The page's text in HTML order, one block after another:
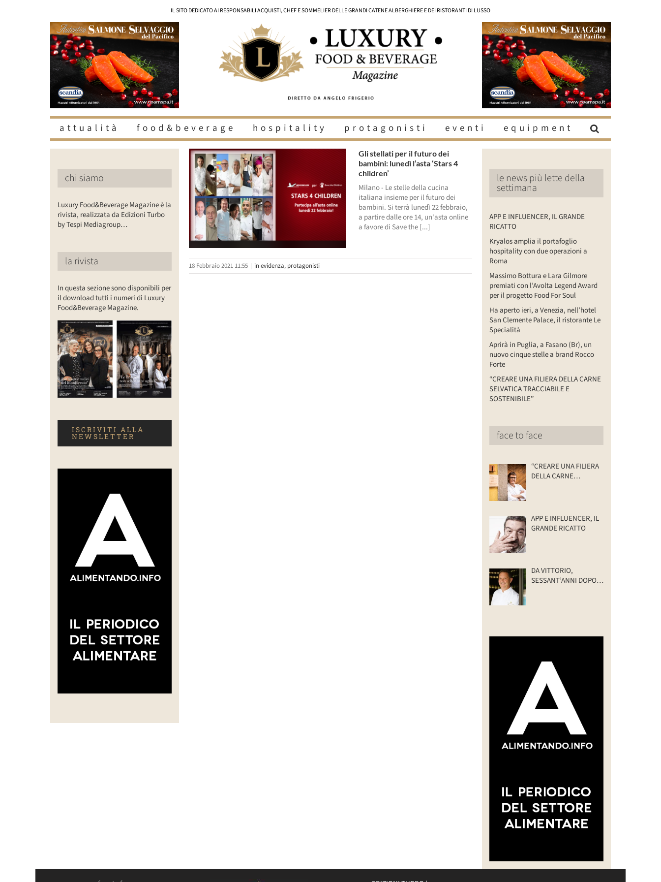
IL SITO DEDICATO AI RESPONSABILI ACQUISTI, CHEF E SOMMELIER DELLE GRANDI CATENE ALBERGHIERE E DEI RISTORANTI DI LUSSO
attualità food&beverage hospitality protagonisti eventi equipment
Gli stellati per il futuro dei
bambini: lunedì l’asta ‘Stars 4
children’
Milano - Le stelle della cucina
italiana insieme per il futuro dei
bambini. Si terrà lunedì 22 febbraio,
a partire dalle ore 14, un'asta online
a favore di Save the [...]
18 Febbraio 2021 11:55 | in evidenza, protagonisti
chi siamo
Luxury Food&Beverage Magazine è la
rivista, realizzata da Edizioni Turbo
by Tespi Mediagroup…
la rivista
In questa sezione sono disponibili per
il download tutti i numeri di Luxury
Food&Beverage Magazine.
ISCRIVITI ALLA
NEWSLETTER
le news più lette della
settimana
APP E INFLUENCER, IL GRANDE
RICATTO
Kryalos amplia il portafoglio
hospitality con due operazioni a
Roma
Massimo Bottura e Lara Gilmore
premiati con l’Avolta Legend Award
per il progetto Food For Soul
Ha aperto ieri, a Venezia, nell’hotel
San Clemente Palace, il ristorante Le
Specialità
Aprirà in Puglia, a Fasano (Br), un
nuovo cinque stelle a brand Rocco
Forte
“CREARE UNA FILIERA DELLA CARNE
SELVATICA TRACCIABILE E
SOSTENIBILE”
face to face
“CREARE UNA FILIERA
DELLA CARNE
APP E INFLUENCER, IL
GRANDE RICATTO
DA VITTORIO,
SESSANT’ANNI DOPO: